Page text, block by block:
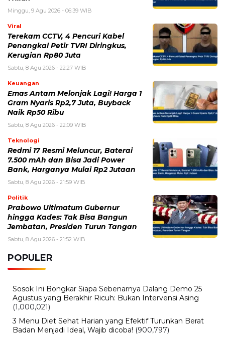
Minggu, 9 Agu 2026 - 06:39 WIB
Viral
Terekam CCTV, 4 Pencuri Kabel
Penangkal Petir TVRI Diringkus,
Kerugian Rp80 Juta
Sabtu, 8 Agu 2026 - 22:27 WIB
Keuangan
Emas Antam Melonjak Lagi! Harga 1
Gram Nyaris Rp2,7 Juta, Buyback
Naik Rp50 Ribu
Sabtu, 8 Agu 2026 - 22:09 WIB
Teknologi
Redmi 17 Resmi Meluncur, Baterai
7.500 mAh dan Bisa Jadi Power
Bank, Harganya Mulai Rp2 Jutaan
Sabtu, 8 Agu 2026 - 21:59 WIB
Politik
Prabowo Ultimatum Gubernur
hingga Kades: Tak Bisa Bangun
Jembatan, Presiden Turun Tangan
Sabtu, 8 Agu 2026 - 21:52 WIB
POPULER
Sosok Ini Bongkar Siapa Sebenarnya Dalang Demo 25
Agustus yang Berakhir Ricuh: Bukan Intervensi Asing
(1,000,021)
3 Menu Diet Sehat Harian yang Efektif Turunkan Berat
Badan Menjadi Ideal, Wajib dicoba! (900,797)